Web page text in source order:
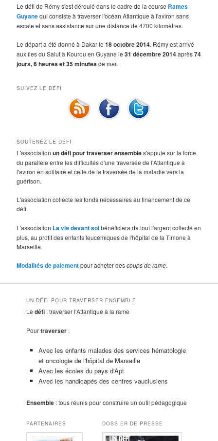
Le défi de Rémy s'est déroulé dans le cadre de la course Rames
Guyanequi consiste à traverser l'océan Atlantique à l'aviron sans
escale et sans assistance sur une distance de 4700 kilomètres.
Le départ a été donné à Dakar le18 octobre 2014. Rémy est arrivé
aux îles du Salut à Kourou en Guyane le31 décembre 2014après74
jours, 6 heures et 35 minutesde mer.
SUIVEZ LE DÉFI
SOUTENEZ LE DÉFI
L'associationun défi pour traverser ensembles'appuie sur la force
du parallèle entre les difficultés d'une traversée de l'Atlantique à
l'aviron en solitaire et celle de la traversée de la maladie vers la
guérison.
L'association collecte les fonds nécessaires au financement de ce
défi.
L'association La vie devant soibénéficiera de tout l'argent collecté en
plus, au profit des enfants leucémiques de l'hôpital de la Timone à
Marseille.
Modalités de paiementpour acheter descoups de rame.
UN DÉFI POUR TRAVERSER ENSEMBLE
Ledéfi : traverser l'Atlantique à la rame
Pourtraverser :
Avec les enfants malades des services hématologie
et oncologie de l'hôpital de Marseille
Avec les écoles du pays d'Apt
Avec les handicapés des centres vauclusiens
Ensemble : tous réunis pour construire un outil pédagogique
PARTENAIRES DOSSIER DE PRESSE